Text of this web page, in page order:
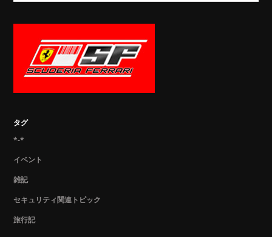
タグ
*-*
イベント
雑記
セキュリティ関連トピック
旅行記